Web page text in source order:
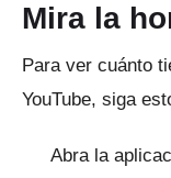
Mira la
Para ver cuánto
YouTube, siga
Abra la